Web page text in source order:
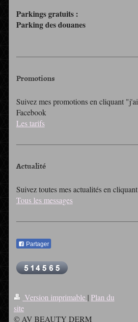
Parkings gratuits :
Parking des douanes
Promotions
Suivez mes promotions en cliquant
Facebook
Les tarifs
Actualité
Suivez toutes mes actualités en
Tous les messages
Partager
Version imprimable | Plan du
site
© AV BEAUTY DERM